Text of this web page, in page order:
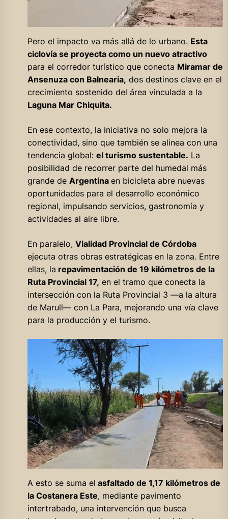
Pero el impacto va más allá de lo urbano. Esta
ciclovía se proyecta como un nuevo atractivo
para el corredor turístico que conecta Miramar de
Ansenuza con Balnearia, dos destinos clave en el
crecimiento sostenido del área vinculada a la
Laguna Mar Chiquita.
En ese contexto, la iniciativa no solo mejora la
conectividad, sino que también se alinea con una
tendencia global: el turismo sustentable. La
posibilidad de recorrer parte del humedal más
grande de Argentina en bicicleta abre nuevas
oportunidades para el desarrollo económico
regional, impulsando servicios, gastronomía y
actividades al aire libre.
En paralelo, Vialidad Provincial de Córdoba
ejecuta otras obras estratégicas en la zona. Entre
ellas, la repavimentación de 19 kilómetros de la
Ruta Provincial 17, en el tramo que conecta la
intersección con la Ruta Provincial 3 —a la altura
de Marull— con La Para, mejorando una vía clave
para la producción y el turismo.
A esto se suma el asfaltado de 1,17 kilómetros de
la Costanera Este, mediante pavimento
intertrabado, una intervención que busca